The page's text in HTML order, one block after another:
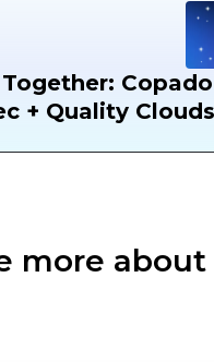
Copado
+ Quality Clouds
more about